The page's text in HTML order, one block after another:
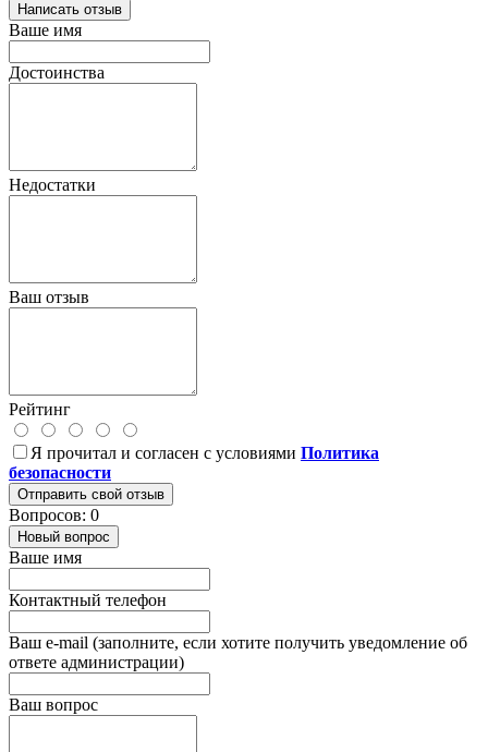
Написать отзыв
Ваше имя
Достоинства
Недостатки
Ваш отзыв
Рейтинг
Я прочитал и согласен с условиями Политика
безопасности
Отправить свой отзыв
Вопросов: 0
Новый вопрос
Ваше имя
Контактный телефон
Ваш e-mail (заполните, если хотите получить уведомление об
ответе администрации)
Ваш вопрос